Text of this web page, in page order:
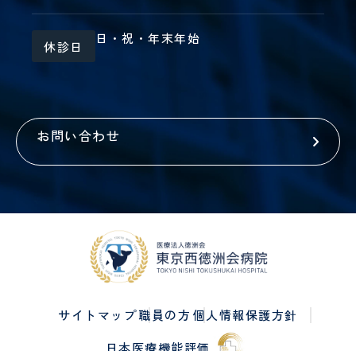
休診日 日・祝・年末年始
お問い合わせ
サイトマップ職員の方 個人情報保護方針